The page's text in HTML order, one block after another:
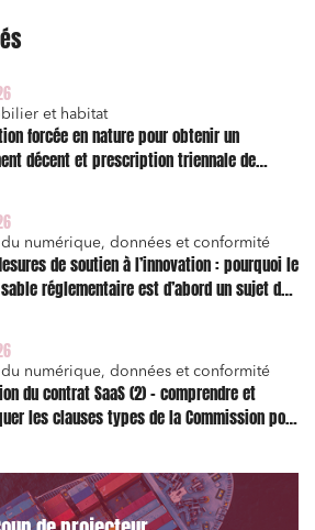
et habitat
forcée en nature pour obtenir un
décent et prescription triennale de
numérique, données et conformité
de soutien à l’innovation : pourquoi le
réglementaire est d’abord un sujet de
numérique, données et conformité
du contrat SaaS (2) – comprendre et
les clauses types de la Commission pour